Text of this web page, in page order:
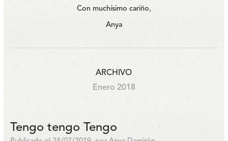
Con muchísimo cariño,
Anya
ARCHIVO
Enero 2018
Tengo tengo Tengo